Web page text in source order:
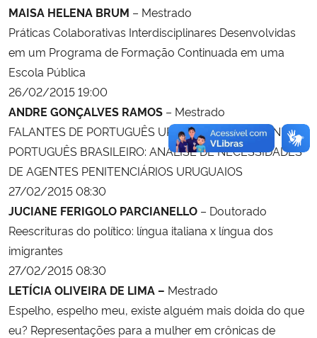
MAISA HELENA BRUM – Mestrado
Práticas Colaborativas Interdisciplinares Desenvolvidas
em um Programa de Formação Continuada em uma
Escola Pública
26/02/2015 19:00
ANDRE GONÇALVES RAMOS – Mestrado
FALANTES DE PORTUGUÊS URUGUAIO APRENDENDO
PORTUGUÊS BRASILEIRO: ANÁLISE DE NECESSIDADES
DE AGENTES PENITENCIÁRIOS URUGUAIOS
27/02/2015 08:30
JUCIANE FERIGOLO PARCIANELLO – Doutorado
Reescrituras do político: língua italiana x língua dos
imigrantes
27/02/2015 08:30
LETÍCIA OLIVEIRA DE LIMA – Mestrado
Espelho, espelho meu, existe alguém mais doida do que
eu? Representações para a mulher em crônicas de